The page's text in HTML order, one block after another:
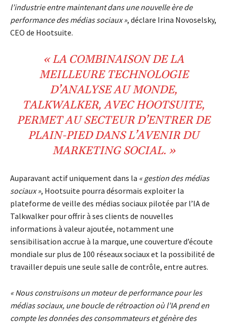
l’industrie entre maintenant dans une nouvelle ère de
performance des médias sociaux », déclare Irina Novoselsky,
CEO de Hootsuite.
« LA COMBINAISON DE LA
MEILLEURE TECHNOLOGIE
D’ANALYSE AU MONDE,
TALKWALKER, AVEC HOOTSUITE,
PERMET AU SECTEUR D’ENTRER DE
PLAIN-PIED DANS L’AVENIR DU
MARKETING SOCIAL. »
Auparavant actif uniquement dans la « gestion des médias
sociaux », Hootsuite pourra désormais exploiter la
plateforme de veille des médias sociaux pilotée par l’IA de
Talkwalker pour offrir à ses clients de nouvelles
informations à valeur ajoutée, notamment une
sensibilisation accrue à la marque, une couverture d’écoute
mondiale sur plus de 100 réseaux sociaux et la possibilité de
travailler depuis une seule salle de contrôle, entre autres.
« Nous construisons un moteur de performance pour les
médias sociaux, une boucle de rétroaction où l’IA prend en
compte les données des consommateurs et génère des